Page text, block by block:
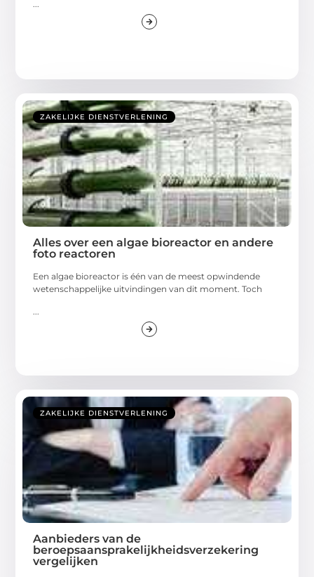
ZAKELIJKE DIENSTVERLENING
Alles over een algae bioreactor en andere
foto reactoren
Een algae bioreactor is één van de meest opwindende
wetenschappelijke uitvindingen van dit moment. Toch
...
ZAKELIJKE DIENSTVERLENING
Aanbieders van de
beroepsaansprakelijkheidsverzekering
vergelijken